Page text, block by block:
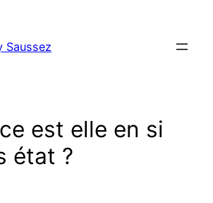
Saussez
est elle en si
état ?